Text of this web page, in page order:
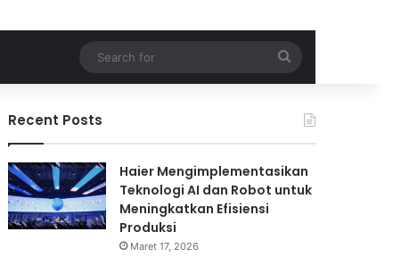
for
Recent Posts
Haier Mengimplementasikan
Teknologi AI dan Robot untuk
Meningkatkan Efisiensi
Produksi
Maret 17, 2026